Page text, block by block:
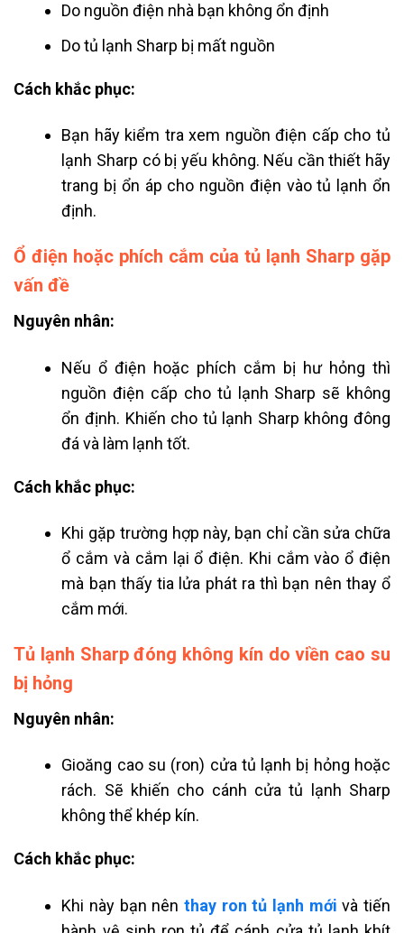
Do nguồn điện nhà bạn không ổn định
Do tủ lạnh Sharp bị mất nguồn
Cách khắc phục:
Bạn hãy kiểm tra xem nguồn điện cấp cho tủ
lạnh Sharp có bị yếu không. Nếu cần thiết hãy
trang bị ổn áp cho nguồn điện vào tủ lạnh ổn
định.
Ổ điện hoặc phích cắm của tủ lạnh Sharp gặp
vấn đề
Nguyên nhân:
Nếu ổ điện hoặc phích cắm bị hư hỏng thì
nguồn điện cấp cho tủ lạnh Sharp sẽ không
ổn định. Khiến cho tủ lạnh Sharp không đông
đá và làm lạnh tốt.
Cách khắc phục:
Khi gặp trường hợp này, bạn chỉ cần sửa chữa
ổ cắm và cắm lại ổ điện. Khi cắm vào ổ điện
mà bạn thấy tia lửa phát ra thì bạn nên thay ổ
cắm mới.
Tủ lạnh Sharp đóng không kín do viền cao su
bị hỏng
Nguyên nhân:
Gioăng cao su (ron) cửa tủ lạnh bị hỏng hoặc
rách. Sẽ khiến cho cánh cửa tủ lạnh Sharp
không thể khép kín.
Cách khắc phục:
Khi này bạn nênthay ron tủ lạnh mới và tiến